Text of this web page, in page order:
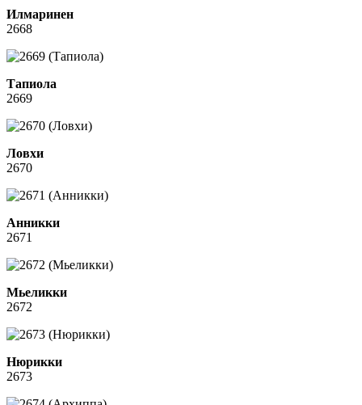
Илмаринен
2668
Тапиола
2669
Ловхи
2670
Анникки
2671
Мьеликки
2672
Нюрикки
2673